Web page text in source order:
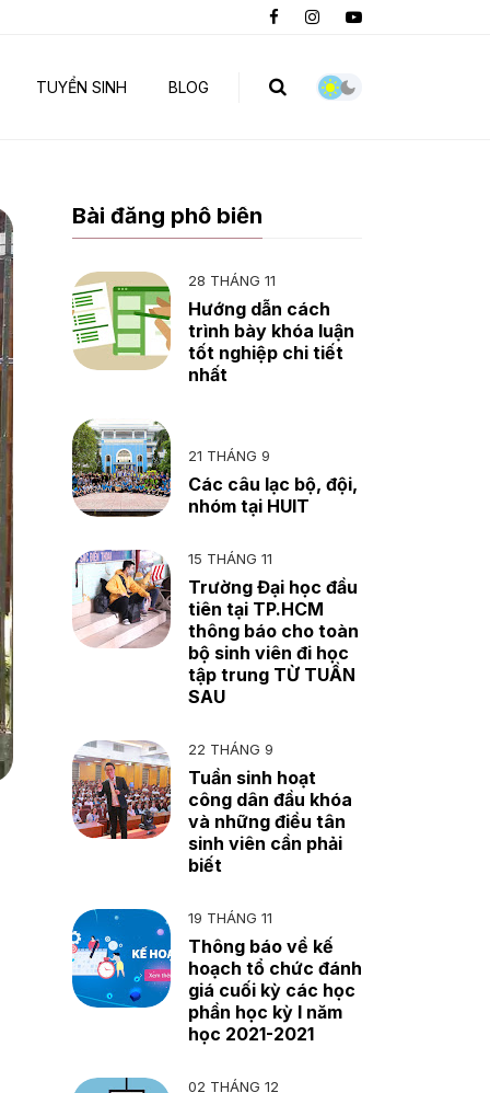
TUYỂN SINH BLOG
Bài đăng phổ biến
28 THÁNG 11
Hướng dẫn cách
trình bày khóa luận
tốt nghiệp chi tiết
nhất
21 THÁNG 9
Các câu lạc bộ, đội,
nhóm tại HUIT
15 THÁNG 11
Trường Đại học đầu
tiên tại TP.HCM
thông báo cho toàn
bộ sinh viên đi học
tập trung TỪ TUẦN
SAU
22 THÁNG 9
Tuần sinh hoạt
công dân đầu khóa
và những điều tân
sinh viên cần phải
biết
19 THÁNG 11
Thông báo về kế
hoạch tổ chức đánh
giá cuối kỳ các học
phần học kỳ I năm
học 2021-2021
02 THÁNG 12